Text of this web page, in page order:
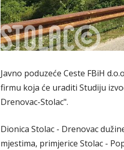
Javno poduzeće Ceste FBiH
firmu koja će uraditi Studiju
Drenovac-Stolac".
Dionica Stolac - Drenovac
mjestima, primjerice Stolac -